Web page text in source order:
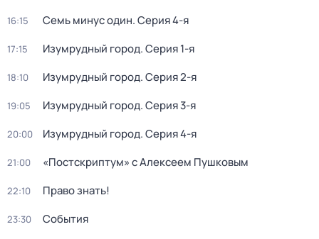
16:15 Семь минус один. Серия 4-я
17:15 Изумрудный город. Серия 1-я
18:10 Изумрудный город. Серия 2-я
19:05 Изумрудный город. Серия 3-я
20:00 Изумрудный город. Серия 4-я
21:00 «Постскриптум» с Алексеем Пушковым
22:10 Право знать!
23:30 События